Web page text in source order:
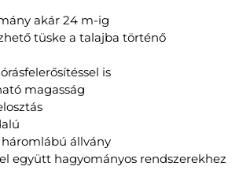
akár 24 m-ig
tüske a talajba történő
is
magasság
állvány
együtt hagyományos rendszerekhez